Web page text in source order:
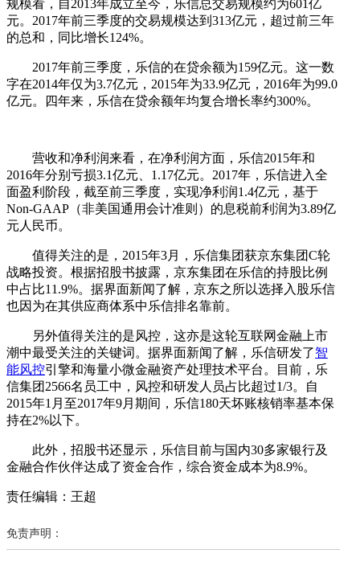
规模看，自2013年成立至今，乐信总交易规模约为601亿
元。2017年前三季度的交易规模达到313亿元，超过前三年
的总和，同比增长124%。
2017年前三季度，乐信的在贷余额为159亿元。这一数
字在2014年仅为3.7亿元，2015年为33.9亿元，2016年为99.0
亿元。四年来，乐信在贷余额年均复合增长率约300%。
营收和净利润来看，在净利润方面，乐信2015年和
2016年分别亏损3.1亿元、1.17亿元。2017年，乐信进入全
面盈利阶段，截至前三季度，实现净利润1.4亿元，基于
Non-GAAP（非美国通用会计准则）的息税前利润为3.89亿
元人民币。
值得关注的是，2015年3月，乐信集团获京东集团C轮
战略投资。根据招股书披露，京东集团在乐信的持股比例
中占比11.9%。据界面新闻了解，京东之所以选择入股乐信
也因为在其供应商体系中乐信排名靠前。
另外值得关注的是风控，这亦是这轮互联网金融上市
潮中最受关注的关键词。据界面新闻了解，乐信研发了智
能风控引擎和海量小微金融资产处理技术平台。目前，乐
信集团2566名员工中，风控和研发人员占比超过1/3。自
2015年1月至2017年9月期间，乐信180天坏账核销率基本保
持在2%以下。
此外，招股书还显示，乐信目前与国内30多家银行及
金融合作伙伴达成了资金合作，综合资金成本为8.9%。
责任编辑：王超
免责声明：